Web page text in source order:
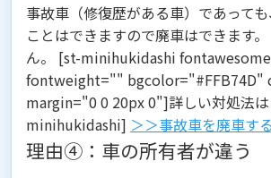
事故車（修復歴がある車）であって
ことはできますので廃車はできます
ん。 [st-minihukidashi
fontweight="" bgcolor="#FFB74D"
margin="0 0 20px 0"]詳しい対処法
minihukidashi] ＞＞事故車を廃車す
理由④：車の所有者が違う